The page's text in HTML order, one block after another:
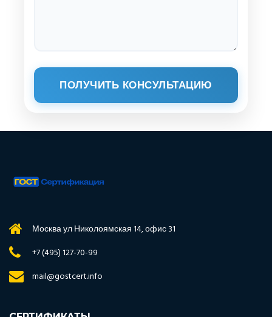
ПОЛУЧИТЬ КОНСУЛЬТАЦИЮ
Москва ул Николоямская 14, офис 31
+7 (495) 127-70-99
mail@gostcert.info